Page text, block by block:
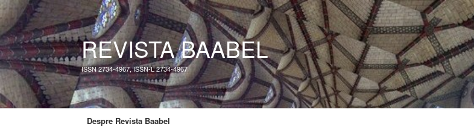
REVISTA BAABEL
ISSN 2734-4967, ISSN-L 2734-4967
Despre Revista Baabel